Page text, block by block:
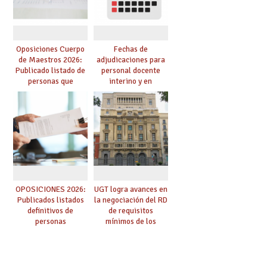
Oposiciones Cuerpo
de Maestros 2026:
Publicado listado de
personas que
adquieren nueva
especialidad
Fechas de
adjudicaciones para
personal docente
interino y en
prácticas: todo lo que
debes saber
OPOSICIONES 2026:
Publicados listados
definitivos de
personas
UGT logra avances en
la negociación del RD
de requisitos
mínimos de los